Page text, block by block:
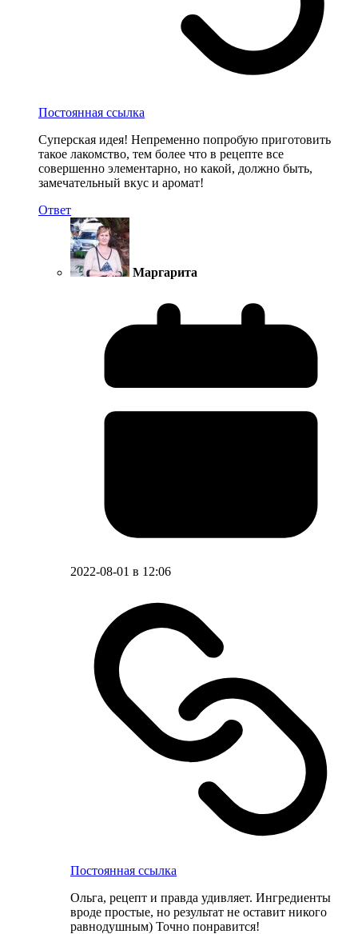
Постоянная ссылка
Суперская идея! Непременно попробую приготовить
такое лакомство, тем более что в рецепте все
совершенно элементарно, но какой, должно быть,
замечательный вкус и аромат!
Ответ
Маргарита
2022-08-01 в 12:06
Постоянная ссылка
Ольга, рецепт и правда удивляет. Ингредиенты
вроде простые, но результат не оставит никого
равнодушным) Точно понравится!